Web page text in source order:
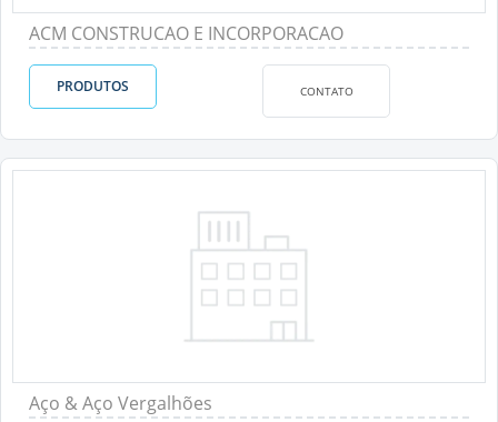
ACM CONSTRUCAO E INCORPORACAO
PRODUTOS CONTATO
Aço & Aço Vergalhões